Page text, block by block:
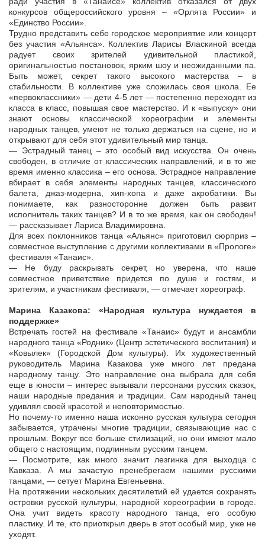
конкурсов общероссийского уровня – «Орлята России» и
«Единство России».
Трудно представить себе городское мероприятие или концерт
без участия «Альянса». Коллектив Ларисы Власкиной всегда
радует своих зрителей удивительной пластикой,
оригинальностью постановок, ярким шоу и неожиданными па.
Быть может, секрет такого высокого мастерства – в
стабильности. В коллективе уже сложилась своя школа. Ее
«первоклассники» — дети 4-5 лет — постепенно переходят из
класса в класс, повышая свое мастерство. И к «выпуску» они
знают основы классической хореографии и элементы
народных танцев, умеют не только держаться на сцене, но и
открывают для себя этот удивительный мир танца.
— Эстрадный танец – это особый вид искусства. Он очень
свободен, в отличие от классических направлений, и в то же
время именно классика – его основа. Эстрадное направление
вбирает в себя элементы народных танцев, классического
балета, джаз-модерна, хип-хопа и даже акробатики. Вы
понимаете, как разносторонне должен быть развит
исполнитель таких танцев? И в то же время, как он свободен!
— рассказывает Лариса Владимировна.
Для всех поклонников танца «Альянс» приготовил сюрприз –
совместное выступление с другими коллективами в «Прологе»
фестиваля «Танаис».
— Не буду раскрывать секрет, но уверена, что наше
совместное приветствие придется по душе и гостям, и
зрителям, и участникам фестиваля, — отмечает хореограф.
Марина Казакова: «Народная культура нуждается в
поддержке»
Встречать гостей на фестивале «Танаис» будут и ансамбли
народного танца «Родник» (Центр эстетического воспитания) и
«Ковылек» (Городской Дом культуры). Их художественный
руководитель Марина Казакова уже много лет предана
народному танцу. Это направление она выбрала для себя
еще в юности – интерес вызывали персонажи русских сказок,
наши народные предания и традиции. Сам народный танец
удивлял своей красотой и неповторимостью.
Но почему-то именно наша исконно русская культура сегодня
забывается, утрачены многие традиции, связывающие нас с
прошлым. Вокруг все больше стилизаций, но они имеют мало
общего с настоящим, подлинным русским танцем.
— Посмотрите, как много значит лезгинка для выходца с
Кавказа. А мы зачастую пренебрегаем нашими русскими
танцами, — сетует Марина Евгеньевна.
На протяжении нескольких десятилетий ей удается сохранять
островки русской культуры, народной хореографии в городе.
Она учит видеть красоту народного танца, его особую
пластику. И те, кто приоткрыл дверь в этот особый мир, уже не
уходят.